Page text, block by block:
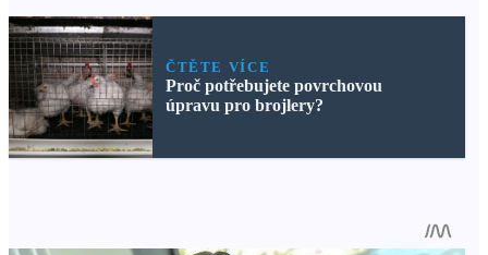
ČTĚTE VÍCE
Proč potřebujete povrchovou
úpravu pro brojlery?